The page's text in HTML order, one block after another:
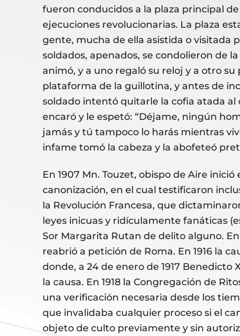
fueron conducidos a la plaza principal
ejecuciones revolucionarias. La plaza
gente, mucha de ella asistida o visitada
soldados, apenados, se condolieron de
animó, y a uno regaló su reloj y a otro su
plataforma de la guillotina, y antes de
soldado intentó quitarle la cofia atada al
encaró y le espetó: “Déjame, ningún
jamás y tú tampoco lo harás mientras
infame tomó la cabeza y la abofeteó
En 1907 Mn. Touzet, obispo de Aire inició
canonización, en el cual testificaron
la Revolución Francesa, que
leyes inicuas y ridículamente fanáticas
Sor Margarita Rutan de delito alguno. En
reabrió a petición de Roma. En 1916 la
donde, a 24 de enero de 1917 Benedicto
la causa. En 1918 la Congregación de
una verificación necesaria desde los
que invalidaba cualquier proceso si el
objeto de culto previamente y sin